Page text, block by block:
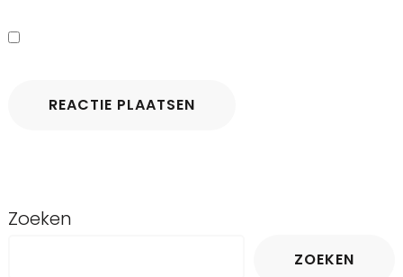
Zoeken
ZOEKEN